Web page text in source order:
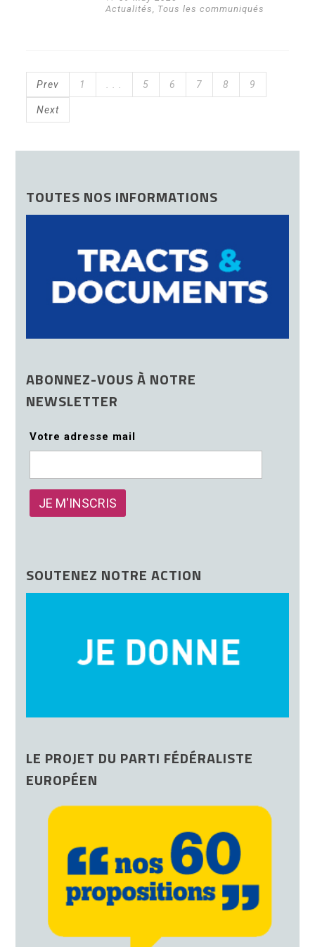
Actualités
Tous les communiqués
Prev 1 5 6 7 8 9
Next
TOUTES NOS INFORMATIONS
ABONNEZ-VOUS À NOTRE
NEWSLETTER
Votre adresse mail
SOUTENEZ NOTRE ACTION
LE PROJET DU PARTI FÉDÉRALISTE
EUROPÉEN